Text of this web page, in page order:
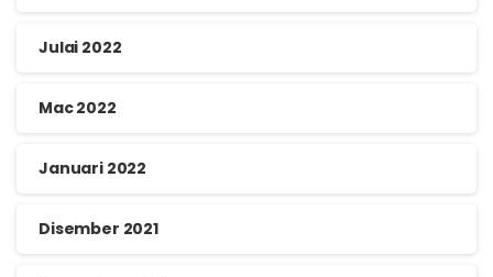
Julai 2022
Mac 2022
Januari 2022
Disember 2021